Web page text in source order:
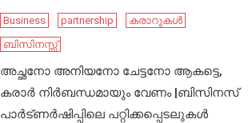
Business partnership
കരാറുകൾ
ബിസിനസ്സ്
അച്ഛനോ അനിയനോ ചേട്ടനോ ആകട്ടെ,
കരാർ നിർബന്ധമായും വേണം |ബിസിനസ്
പാർട്ണർഷിപ്പിലെ പറ്റിക്കപ്പെടലുകൾ